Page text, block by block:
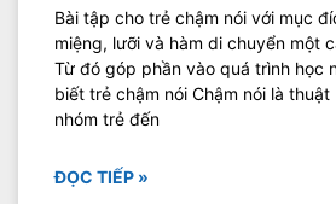
Bài tập cho trẻ chậm nói với mục
miệng, lưỡi và hàm di chuyển một
Từ đó góp phần vào quá trình học
biết trẻ chậm nói Chậm nói là
nhóm trẻ đến
ĐỌC TIẾP »